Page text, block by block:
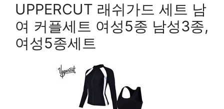
UPPERCUT 래쉬가드 세트 남
여 커플세트 여성5종 남성3종,
여성5종세트